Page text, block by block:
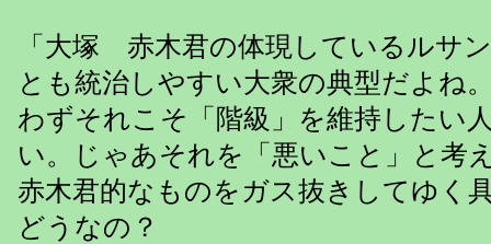
「大塚 赤木君の体現しているルサ
とも統治しやすい大衆の典型だよね
わずそれこそ「階級」を維持したい
い。じゃあそれを「悪いこと」と考
赤木君的なものをガス抜きしてゆく
どうなの？